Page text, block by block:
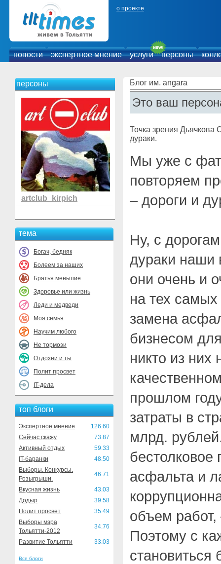
о проекте
новости экспертное мнение услуги персоны
персоны
artclub_kirpich
тема
Богач, бедняк
Болеем за наших
Братья меньшие
Здоровье или жизнь
Леди и медведи
Моя семья
Научим любого
Не тормози
Отдохни и ты
Полит просвет
IT-дела
топ блоги
Экспертное мнение
126.60
Сейчас скажу
73.87
Активный отдых
59.33
IT-баранки
48.50
Выборы. Конкурсы.
Розыгрыши.
46.71
Вкусная жизнь
43.03
Додыр
39.58
Полит просвет
35.49
Выборы мэра
Тольятти-2012
34.76
Развитие Тольятти 33.03
Все блоги
Блог им. angara
Это ваш
Точка зрения Дьячкова
дураки.
Мы уже с
повторяем
– дороги и
Ну, с
дураки наши
они очень и
на тех
замена
бизнесом
никто из них
прошлом
затраты в
млрд.
бестолковое
асфальта и
объем
Поэтому с